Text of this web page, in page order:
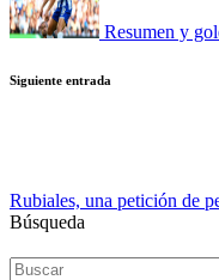
Resumen y
Siguiente entrada
Rubiales, una petición de
Búsqueda